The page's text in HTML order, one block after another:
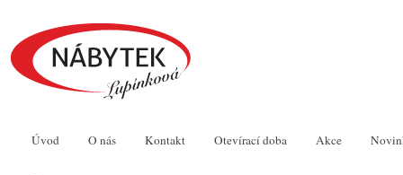
Úvod O nás Kontakt Otevírací doba Akce